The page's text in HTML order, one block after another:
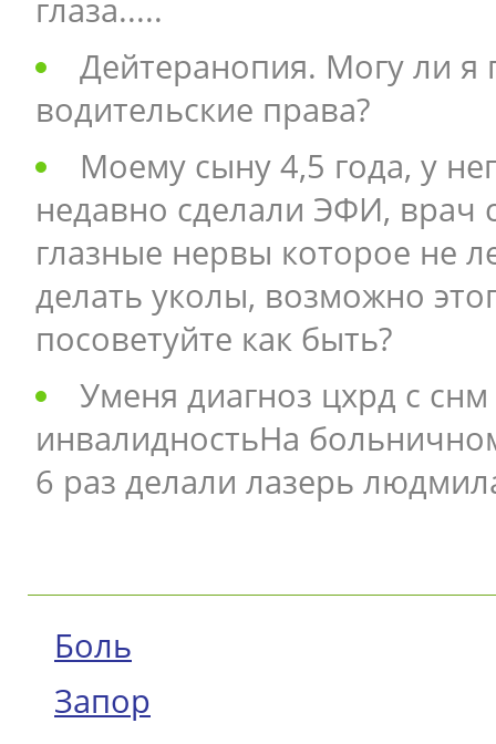
глаза.....
Дейтеранопия. Могу ли
водительские права?
Моему сыну 4,5 года, у
недавно сделали ЭФИ, врач
глазные нервы которое не
делать уколы, возможно
посоветуйте как быть?
Уменя диагноз цхрд с
инвалидностьНа
6 раз делали лазерь
Боль
Запор